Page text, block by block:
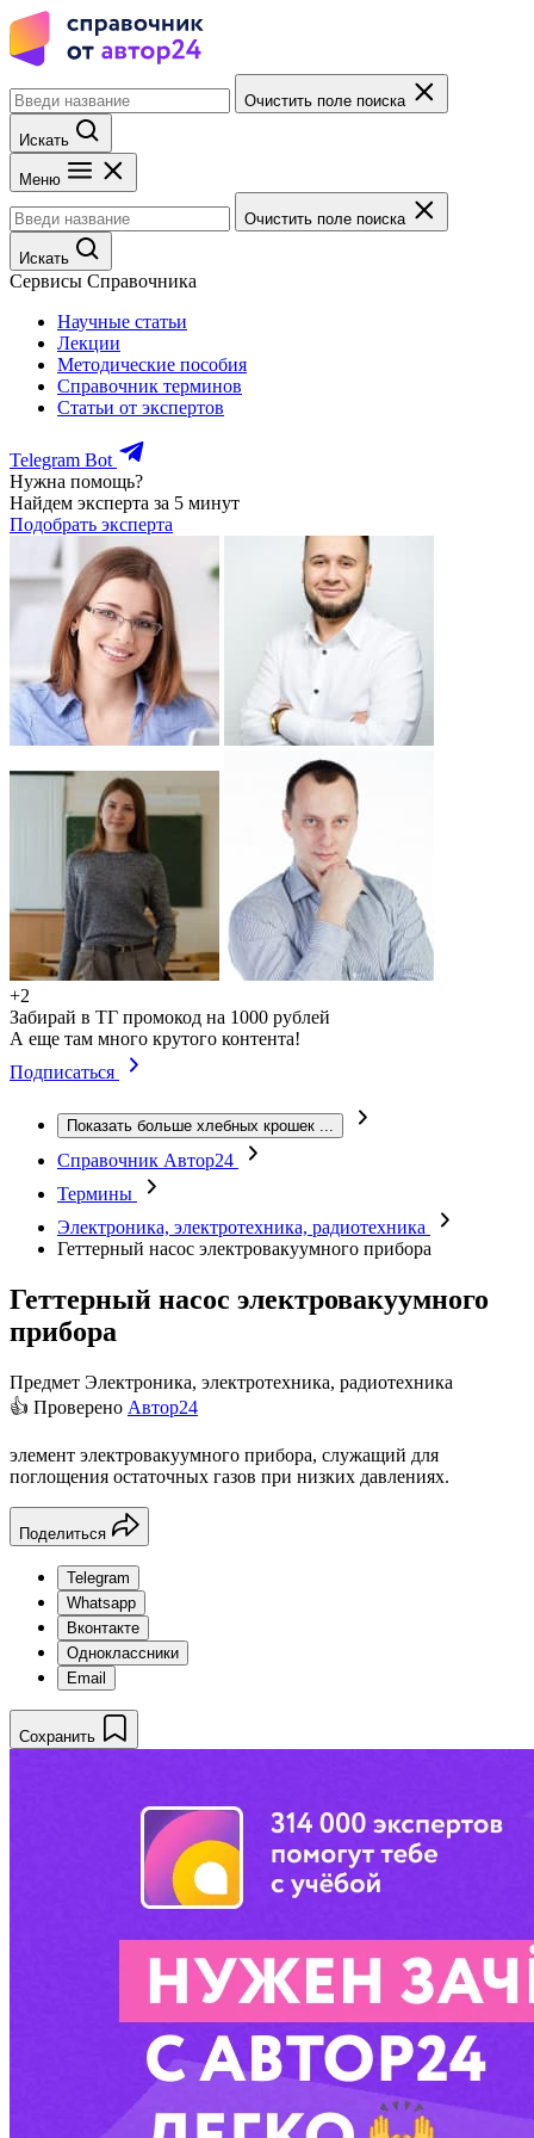
Очистить поле поиска
Искать
Меню
Очистить поле поиска
Искать
Сервисы Справочника
Научные статьи
Лекции
Методические пособия
Справочник терминов
Статьи от экспертов
Telegram Bot
Нужна помощь?
Найдем эксперта за 5 минут
Подобрать эксперта
+2
Забирай в ТГ промокод на 1000 рублей
А еще там много крутого контента!
Подписаться
Показать больше хлебных крошек ...
Справочник Автор24
Термины
Электроника, электротехника, радиотехника
Геттерный насос электровакуумного прибора
Геттерный насос электровакуумного
прибора
Предмет Электроника, электротехника, радиотехника
👍 Проверено Автор24
элемент электровакуумного прибора, служащий для
поглощения остаточных газов при низких давлениях.
Поделиться
Telegram
Whatsapp
Вконтакте
Одноклассники
Email
Сохранить